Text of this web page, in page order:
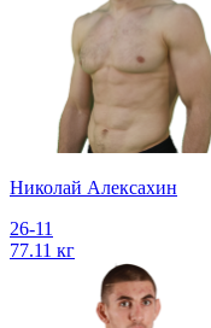
Николай Алексахин
26-11
77.11 кг